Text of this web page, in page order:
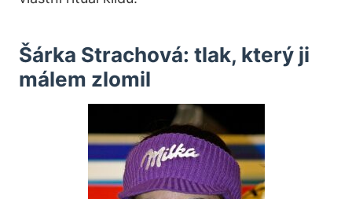
Šárka Strachová: tlak, který ji
málem zlomil